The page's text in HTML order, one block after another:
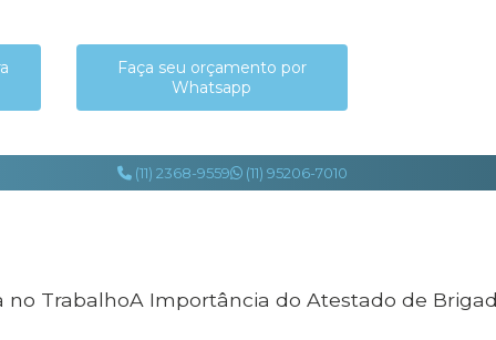
Faça seu orçamento por
Whatsapp
(11) 2368-9559 (11) 95206-7010
no Trabalho
A Importância do Atestado de